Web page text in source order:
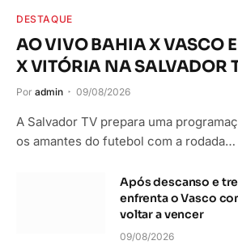
DESTAQUE
AO VIVO BAHIA X VASCO
X VITÓRIA NA SALVADOR
Por admin 09/08/2026
A Salvador TV prepara uma
os amantes do futebol com a rodada…
Após descanso e
enfrenta o Vasco
voltar a vencer
09/08/2026